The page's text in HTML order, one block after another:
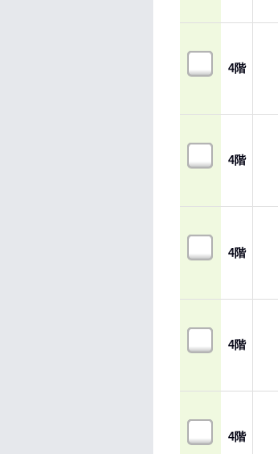
4階
4階
4階
4階
4階